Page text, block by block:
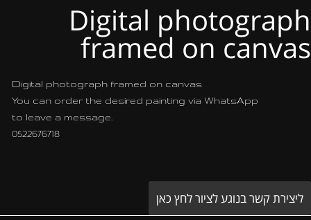
Digital photograph
framed on canvas
Digital photograph framed on canvas
You can order the desired painting via WhatsApp
to leave a message.
0522676718
ליצירת קשר בנוגע לציור לחץ כאן